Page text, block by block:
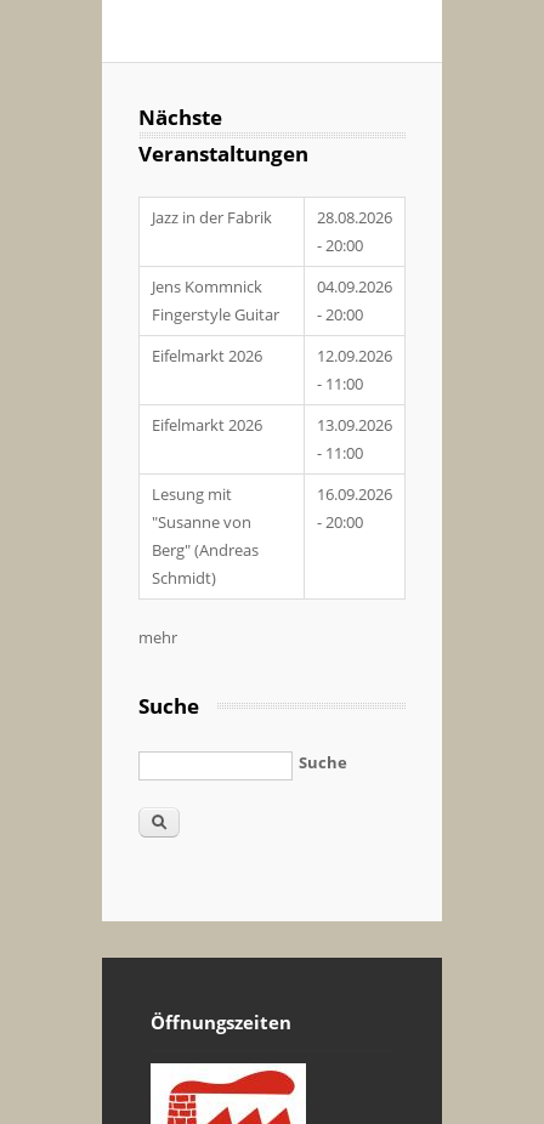
Nächste
Veranstaltungen
Jazz in der Fabrik
28.08.2026
- 20:00
Jens Kommnick
Fingerstyle Guitar
04.09.2026
- 20:00
Eifelmarkt 2026
12.09.2026
- 11:00
Eifelmarkt 2026
13.09.2026
- 11:00
Lesung mit
"Susanne von
Berg" (Andreas
Schmidt)
16.09.2026
- 20:00
mehr
Suche
Suche
Öffnungszeiten